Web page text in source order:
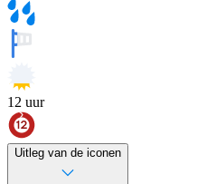
12 uur
Uitleg van de iconen